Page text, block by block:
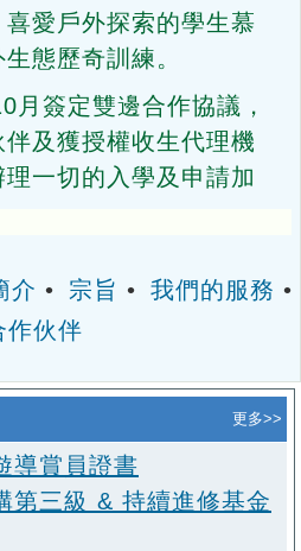
愛戶外探索的學生慕
態歷奇訓練。
月簽定雙邊合作協議，
及獲授權收生代理機
一切的入學及申請加
介 • 宗旨 • 我們的服務 •
作伙伴
更多>>
導賞員證書
第三級 & 持續進修基金